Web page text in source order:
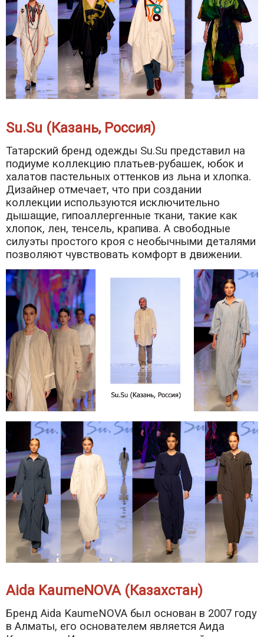
Su.Su (Казань, Россия)
Татарский бренд одежды Su.Su представил на
подиуме коллекцию платьев-рубашек, юбок и
халатов пастельных оттенков из льна и хлопка.
Дизайнер отмечает, что при создании
коллекции используются исключительно
дышащие, гипоаллергенные ткани, такие как
хлопок, лен, тенсель, крапива. А свободные
силуэты простого кроя с необычными деталями
позволяют чувствовать комфорт в движении.
Aida KaumeNOVA (Казахстан)
Бренд Aida KaumeNOVA был основан в 2007 году
в Алматы, его основателем является Аида